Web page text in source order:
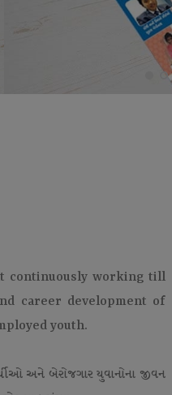
continuously working till
career development of
youth.
અને બેરોજગાર યુવાનોના જીવન